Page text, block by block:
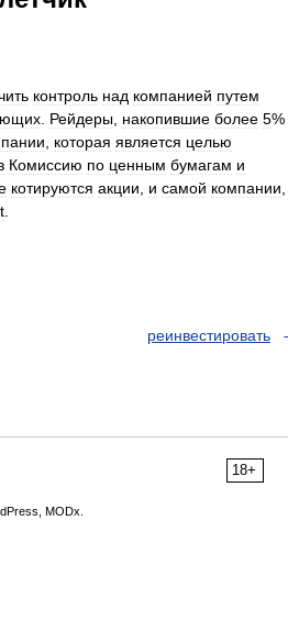
контроль над компанией путем
Рейдеры накопившие более 5%
которая является целью
Комиссию по ценным бумагам и
котируются акции и самой компании
реинвестировать
18+
MODx.